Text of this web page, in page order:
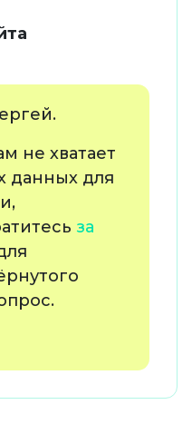
не хватает
данных для
за